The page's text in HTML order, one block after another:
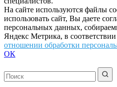
На сайте используются файлы
использовать сайт, Вы даете
персональных данных,
Яндекс Метрика, в
отношении обработки
ОК